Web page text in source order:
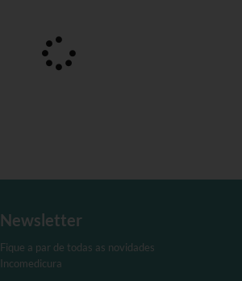
de
Newsletter
Fique a par de todas as novidades
Incomedicura